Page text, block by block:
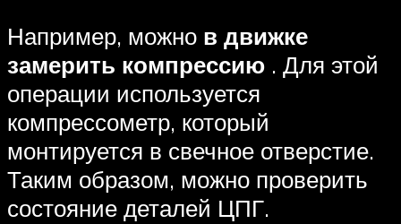
Например, можно в движке
замерить компрессию . Для этой
операции используется
компрессометр, который
монтируется в свечное отверстие.
Таким образом, можно проверить
состояние деталей ЦПГ.